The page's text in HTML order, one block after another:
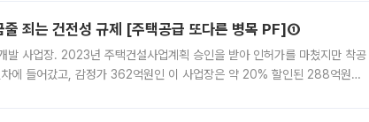
죄는 건전성 규제 [주택공급 또다른 병목 PF]①
발 사업장. 2023년 주택건설사업계획 승인을 받아 인허가를 마쳤지만 착공
에 들어갔고, 감정가 362억원인 이 사업장은 약 20% 할인된 288억원에